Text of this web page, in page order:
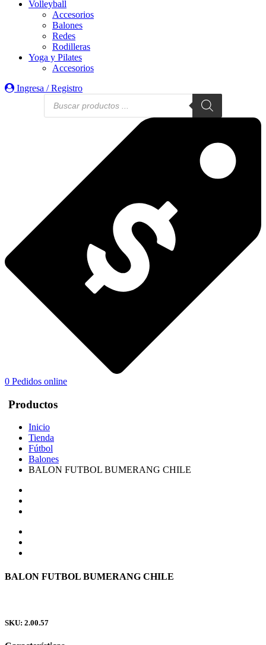
Volleyball
Accesorios
Balones
Redes
Rodilleras
Yoga y Pilates
Accesorios
Ingresa / Registro
Búsqueda
productos
0 Pedidos online
Productos
Inicio
Tienda
Fútbol
Balones
BALON FUTBOL BUMERANG CHILE
BALON FUTBOL BUMERANG CHILE
SKU: 2.00.57